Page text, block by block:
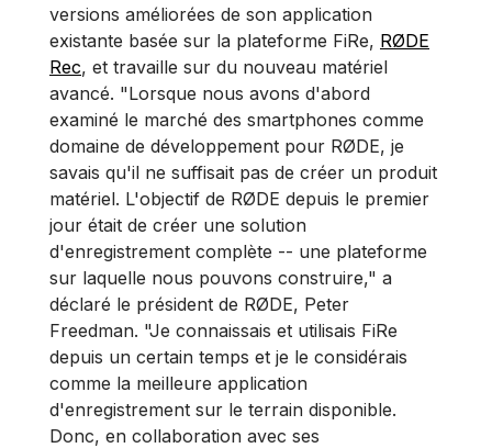
versions améliorées de son application
existante basée sur la plateforme FiRe, RØDE
Rec, et travaille sur du nouveau matériel
avancé. "Lorsque nous avons d'abord
examiné le marché des smartphones comme
domaine de développement pour RØDE, je
savais qu'il ne suffisait pas de créer un produit
matériel. L'objectif de RØDE depuis le premier
jour était de créer une solution
d'enregistrement complète -- une plateforme
sur laquelle nous pouvons construire," a
déclaré le président de RØDE, Peter
Freedman. "Je connaissais et utilisais FiRe
depuis un certain temps et je le considérais
comme la meilleure application
d'enregistrement sur le terrain disponible.
Donc, en collaboration avec ses